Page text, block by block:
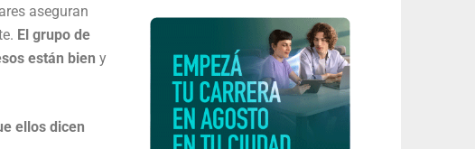
aseguran
El grupo de
están bien y
ellos dicen